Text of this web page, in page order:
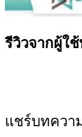
รีวิวจากผู้ใ
แชร์บทควา